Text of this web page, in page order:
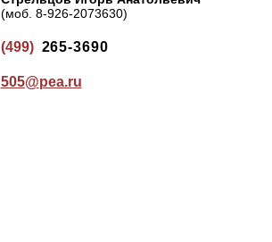
(моб. 8-926-2073630)
(499) 265-3690
505@pea.ru